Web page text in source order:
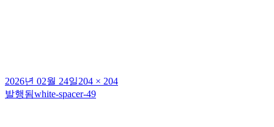
작
성
2026년 02월 24일전
체
204 × 204
글
발행됨white-spacer-49